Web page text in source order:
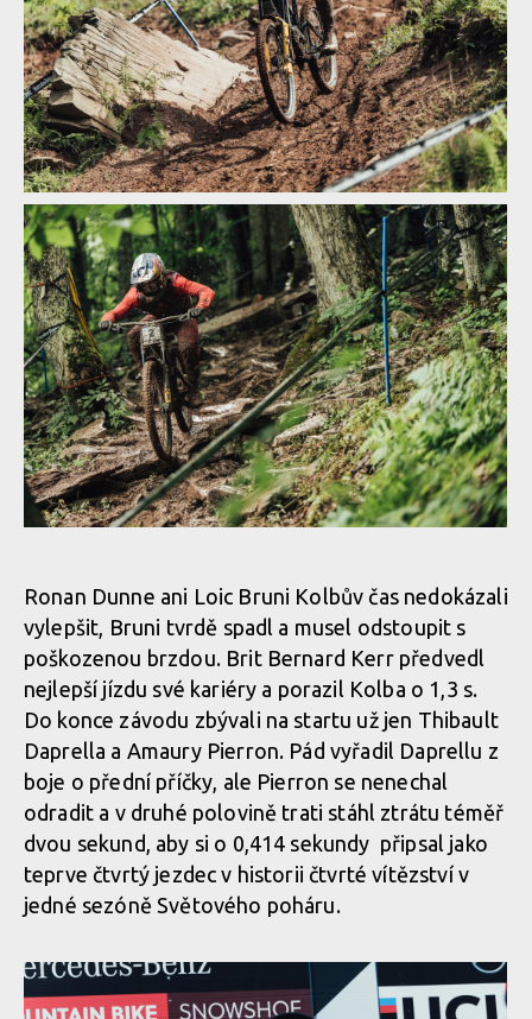
Světový pohátr ve sjezdu, Snowshow: lídři zvětšují náskok
Světový pohátr ve sjezdu, Snowshow: lídři zvětšují náskok
Světový pohátr ve sjezdu, Snowshow: lídři zvětšují náskok
Světový pohátr ve sjezdu, Snowshow: lídři zvětšují náskok
Světový pohátr ve sjezdu, Snowshow: lídři zvětšují náskok
Světový pohátr ve sjezdu, Snowshow: lídři zvětšují náskok
Světový pohátr ve sjezdu, Snowshow: lídři zvětšují náskok
Světový pohátr ve sjezdu, Snowshow: lídři zvětšují náskok
Světový pohátr ve sjezdu, Snowshow: lídři zvětšují náskok
Světový pohátr ve sjezdu, Snowshow: lídři zvětšují náskok
Světový pohátr ve sjezdu, Snowshow: lídři zvětšují náskok
Ronan Dunne ani Loic Bruni Kolbův čas nedokázali
vylepšit, Bruni tvrdě spadl a musel odstoupit s
poškozenou brzdou. Brit Bernard Kerr předvedl
nejlepší jízdu své kariéry a porazil Kolba o 1,3 s.
Do konce závodu zbývali na startu už jen Thibault
Daprella a Amaury Pierron. Pád vyřadil Daprellu z
boje o přední příčky, ale Pierron se nenechal
odradit a v druhé polovině trati stáhl ztrátu téměř
dvou sekund, aby si o 0,414 sekundy připsal jako
teprve čtvrtý jezdec v historii čtvrté vítězství v
jedné sezóně Světového poháru.